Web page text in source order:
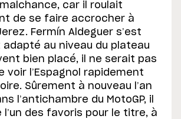
car il roulait
de se faire accrocher à
Fermín Aldeguer s’est
au niveau du plateau
bien placé, il ne serait pas
voir l’Espagnol rapidement
Sûrement à nouveau l’an
l’antichambre du MotoGP, il
des favoris pour le titre, à